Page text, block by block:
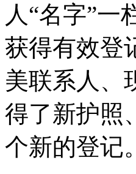
人“名字”
获得有效登
美联系人、
得了新护照
个新的登记。